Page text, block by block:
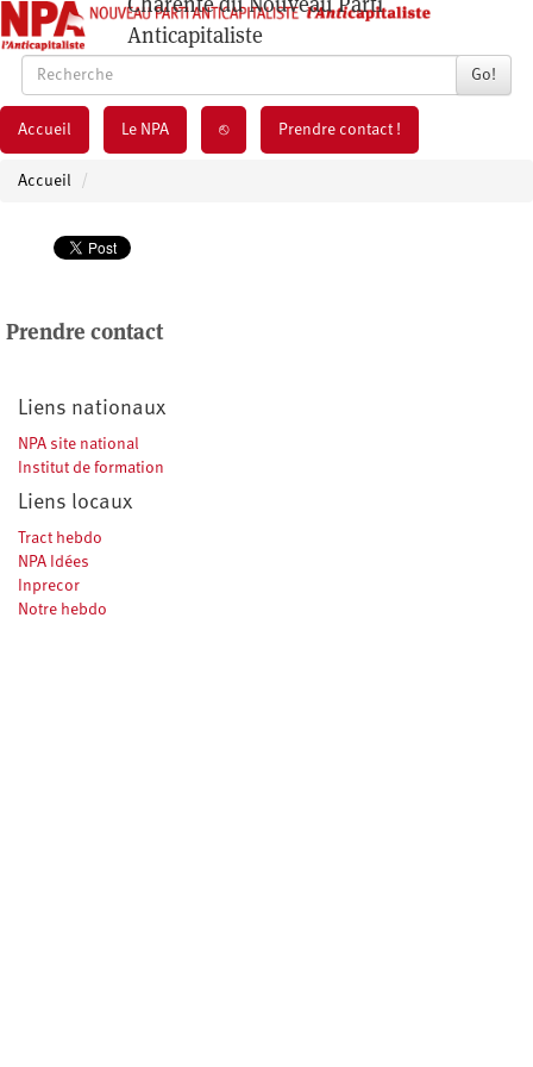
Anticapitaliste
Go!
Accueil Le NPA ⎋ Prendre contact !
Accueil
Prendre contact
Liens nationaux
NPA site national
Institut de formation
Liens locaux
Tract hebdo
NPA Idées
Inprecor
Notre hebdo